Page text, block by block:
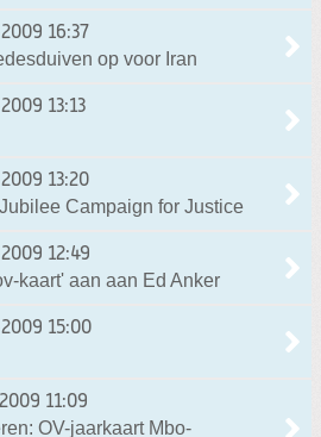
16:37
op voor Iran
13:13
13:20
Campaign for Justice
12:49
kaart' aan aan Ed Anker
15:00
11:09
OV-jaarkaart Mbo-